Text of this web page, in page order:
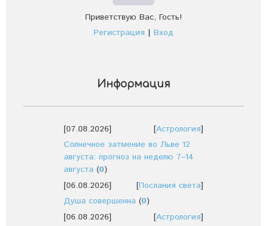
Приветствую Вас, Гость!
Регистрация | Вход
Информация
[07.08.2026] [Астрология]
Солнечное затмение во Льве 12
августа: прогноз на неделю 7–14
августа (0)
[06.08.2026]
[Послания света]
Душа совершенна (0)
[06.08.2026]
[Астрология]